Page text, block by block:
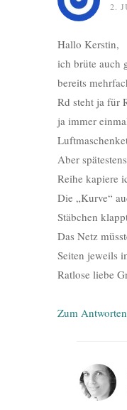
2.
Hallo Kerstin,
ich brüte auch
bereits
Rd steht ja für
ja immer
Aber
Reihe kapiere
Die „Kurve“
Stäbchen
Das Netz
Seiten jeweils
Ratlose liebe
Zum